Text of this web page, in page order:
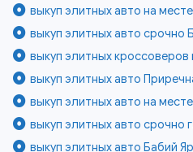
выкуп элитных авто на
выкуп элитных авто срочно
выкуп элитных кроссоверов
выкуп элитных авто
выкуп элитных авто на
выкуп элитных авто срочно
выкуп элитных авто Бабий